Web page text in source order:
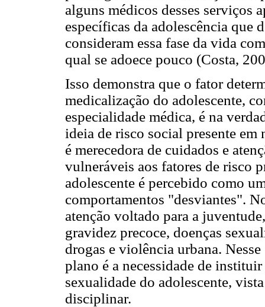
alguns médicos desses serviços
específicas da adolescência que
consideram essa fase da vida
qual se adoece pouco (Costa,
Isso demonstra que o fator
medicalização do adolescente,
especialidade médica, é na
ideia de risco social presente em
é merecedora de cuidados e
vulneráveis aos fatores de risco
adolescente é percebido como
comportamentos "desviantes".
atenção voltado para a
gravidez precoce, doenças
drogas e violência urbana.
plano é a necessidade de
sexualidade do adolescente,
disciplinar.